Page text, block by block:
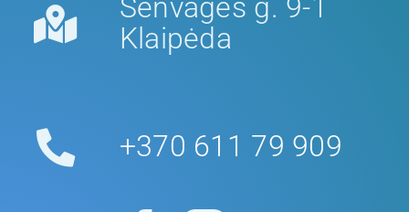
Senvagės g. 9-1
Klaipėda
+370 611 79 909